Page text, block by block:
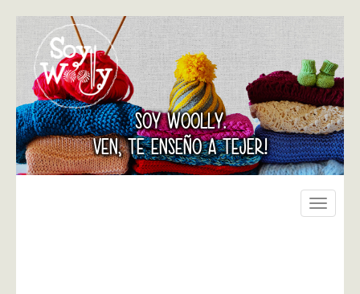
SOY WOOLLY.
VEN, TE ENSEÑO A TEJER!
Toggle